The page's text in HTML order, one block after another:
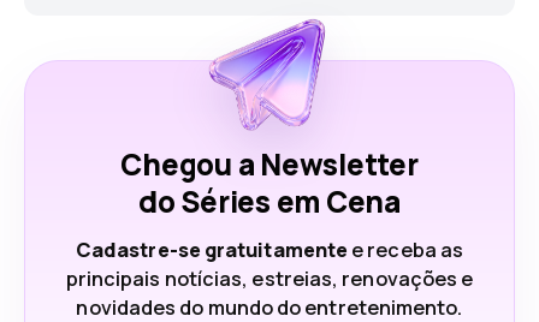
Chegou a Newsletter
do Séries em Cena
Cadastre-se gratuitamente e receba as
principais notícias, estreias, renovações e
novidades do mundo do entretenimento.